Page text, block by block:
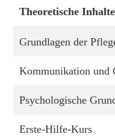
Theoretische Inhalte
Grundlagen der
Kommunikation und
Psychologische
Erste-Hilfe-Kurs